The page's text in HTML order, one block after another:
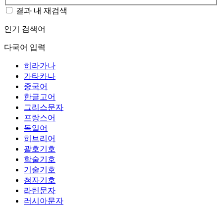
결과 내 재검색
인기 검색어
다국어 입력
히라가나
가타카나
중국어
한글고어
그리스문자
프랑스어
독일어
히브리어
괄호기호
학술기호
기술기호
첨자기호
라틴문자
러시아문자